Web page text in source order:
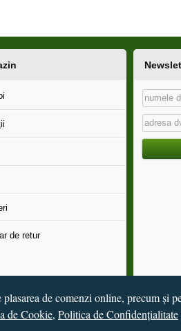
de retur
de comenzi online, precum
de Cookie, Politica de Confidențialitate